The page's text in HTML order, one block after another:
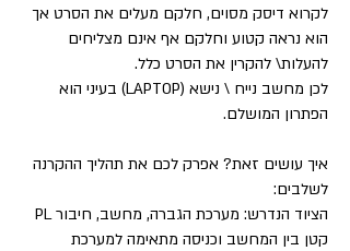
לקרוא דיסק מסוים, חלקם מעלים את הסרט אך
הוא נראה קטוע וחלקם אף אינם מצליחים
להעלות\ להקרין את הסרט כלל.
לכן מחשב נייח \ נישא (LAPTOP) בעיני הוא
הפתרון המושלם.
איך עושים זאת? אפרק לכם את תהליך ההקרנה
לשלבים:
הציוד הנדרש: מערכת הגברה, מחשב, חיבור PL
קטן בין המחשב וכניסה מתאימה למערכת